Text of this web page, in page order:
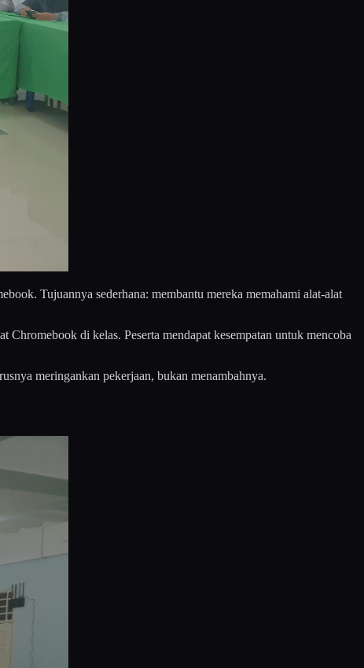
Tujuannya sederhana: membantu mereka memahami alat-alat
di kelas. Peserta mendapat kesempatan untuk mencoba
meringankan pekerjaan, bukan menambahnya.